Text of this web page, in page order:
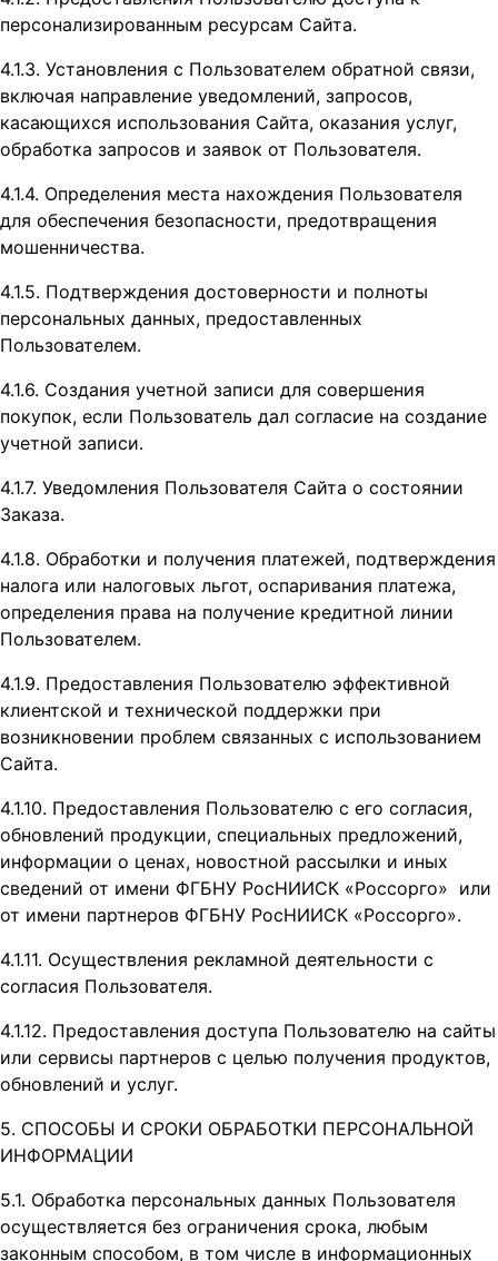
персонализированным ресурсам Сайта.
4.1.3. Установления с Пользователем обратной связи,
включая направление уведомлений, запросов,
касающихся использования Сайта, оказания услуг,
обработка запросов и заявок от Пользователя.
4.1.4. Определения места нахождения Пользователя
для обеспечения безопасности, предотвращения
мошенничества.
4.1.5. Подтверждения достоверности и полноты
персональных данных, предоставленных
Пользователем.
4.1.6. Создания учетной записи для совершения
покупок, если Пользователь дал согласие на создание
учетной записи.
4.1.7. Уведомления Пользователя Сайта о состоянии
Заказа.
4.1.8. Обработки и получения платежей, подтверждения
налога или налоговых льгот, оспаривания платежа,
определения права на получение кредитной линии
Пользователем.
4.1.9. Предоставления Пользователю эффективной
клиентской и технической поддержки при
возникновении проблем связанных с использованием
Сайта.
4.1.10. Предоставления Пользователю с его согласия,
обновлений продукции, специальных предложений,
информации о ценах, новостной рассылки и иных
сведений от имени ФГБНУ РосНИИСК «Россорго» или
от имени партнеров ФГБНУ РосНИИСК «Россорго».
4.1.11. Осуществления рекламной деятельности с
согласия Пользователя.
4.1.12. Предоставления доступа Пользователю на сайты
или сервисы партнеров с целью получения продуктов,
обновлений и услуг.
5. СПОСОБЫ И СРОКИ ОБРАБОТКИ ПЕРСОНАЛЬНОЙ
ИНФОРМАЦИИ
5.1. Обработка персональных данных Пользователя
осуществляется без ограничения срока, любым
законным способом, в том числе в информационных